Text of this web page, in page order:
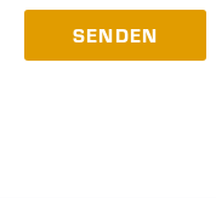
SENDEN